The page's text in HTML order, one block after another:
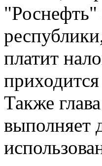
"Роснефть"
платит
Также
выполняет